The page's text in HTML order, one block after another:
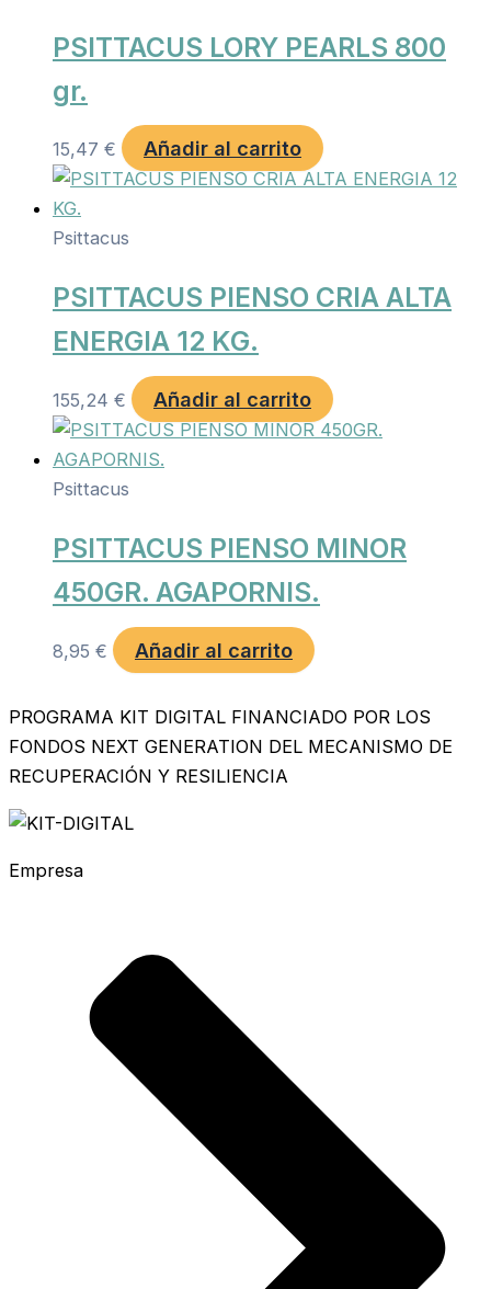
PSITTACUS LORY PEARLS 800
gr.
15,47 € Añadir al carrito
Psittacus
PSITTACUS PIENSO CRIA ALTA
ENERGIA 12 KG.
155,24 € Añadir al carrito
Psittacus
PSITTACUS PIENSO MINOR
450GR. AGAPORNIS.
8,95 € Añadir al carrito
PROGRAMA KIT DIGITAL FINANCIADO POR LOS
FONDOS NEXT GENERATION DEL MECANISMO DE
RECUPERACIÓN Y RESILIENCIA
Empresa